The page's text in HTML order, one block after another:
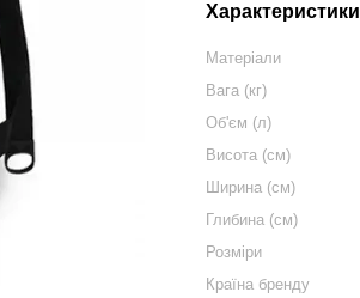
Характеристики
Матеріали
Вага (кг)
Об'єм (л)
Висота (см)
Ширина (см)
Глибина (см)
Розміри
Країна бренду